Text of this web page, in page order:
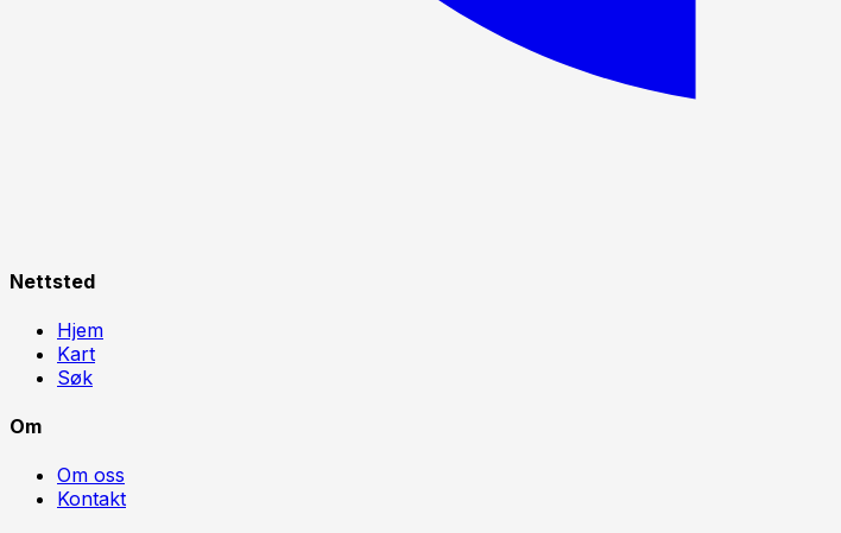
Nettsted
Hjem
Kart
Søk
Om
Om oss
Kontakt